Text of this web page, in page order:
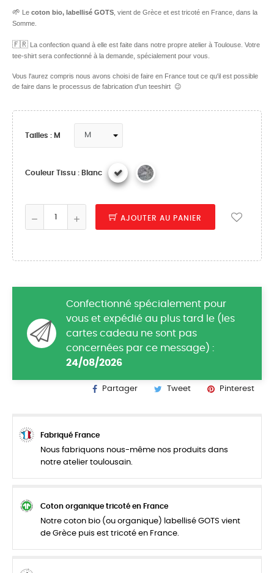
🌱 Le coton bio, labellisé GOTS , vient de Grèce et est tricoté en France, dans la
Somme.
🇫🇷 La confection quand à elle est faite dans notre propre atelier à Toulouse. Votre
tee-shirt sera confectionné à la demande, spécialement pour vous.
Vous l'aurez compris nous avons choisi de faire en France tout ce qu'il est possible
de faire dans le processus de fabrication d'un teeshirt 😉
Tailles : M
Couleur Tissu : Blanc
AJOUTER AU PANIER
Confectionné spécialement pour
vous et expédié au plus tard le (les
cartes cadeau ne sont pas
concernées par ce message) :
24/08/2026
Partager Tweet Pinterest
Fabriqué France
Nous fabriquons nous-même nos produits dans
notre atelier toulousain.
Coton organique tricoté en France
Notre coton bio (ou organique) labellisé GOTS vient
de Grèce puis est tricoté en France.